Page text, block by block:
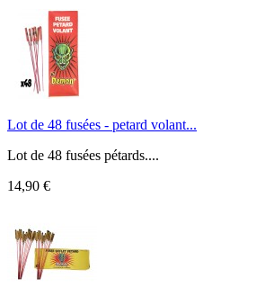
Lot de 48 fusées - petard volant...
Lot de 48 fusées pétards....
14,90 €